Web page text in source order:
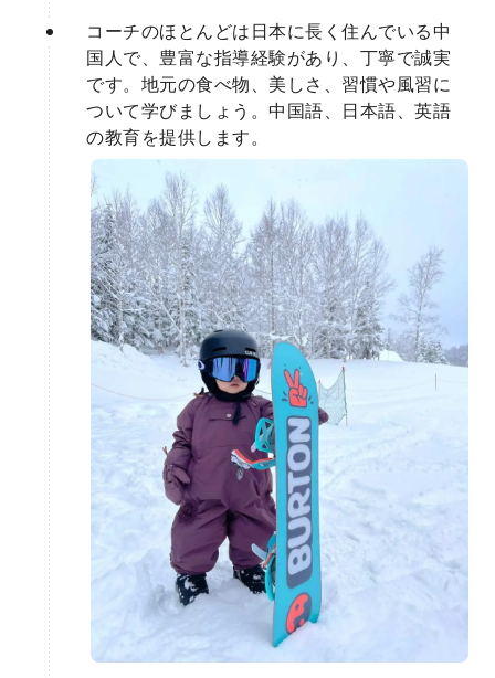
コーチのほとんどは日本に長く住んでいる中
国人で、豊富な指導経験があり、丁寧で誠実
です。地元の食べ物、美しさ、習慣や風習に
ついて学びましょう。中国語、日本語、英語
の教育を提供します。